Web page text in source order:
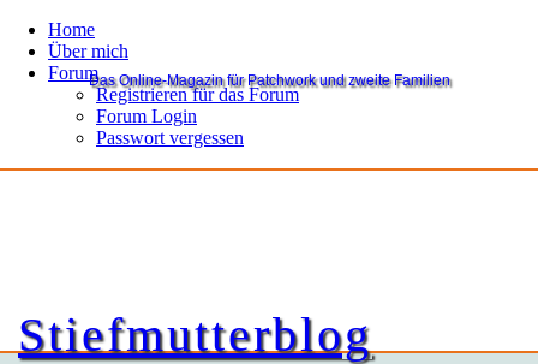
Home
Über mich
Forum
Registrieren für das Forum
Forum Login
Passwort vergessen
Stiefmutterblog
Das Online-Magazin für Patchwork und zweite Familien